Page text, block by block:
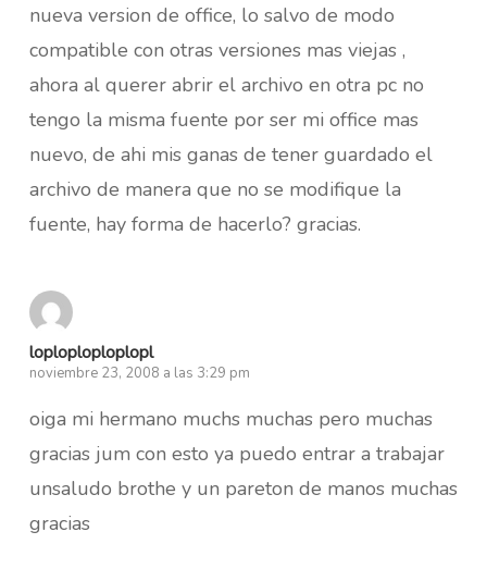
nueva version de office, lo salvo de modo
compatible con otras versiones mas viejas ,
ahora al querer abrir el archivo en otra pc no
tengo la misma fuente por ser mi office mas
nuevo, de ahi mis ganas de tener guardado el
archivo de manera que no se modifique la
fuente, hay forma de hacerlo? gracias.
loploploploplopl
noviembre 23, 2008 a las 3:29 pm
oiga mi hermano muchs muchas pero muchas
gracias jum con esto ya puedo entrar a trabajar
unsaludo brothe y un pareton de manos muchas
gracias